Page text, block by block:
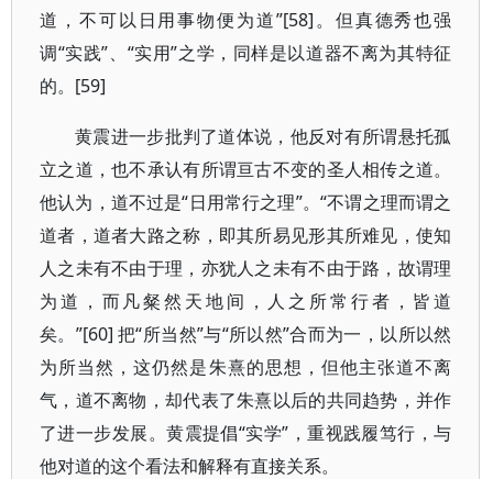
道，不可以日用事物便为道”[58]。但真德秀也强
调“实践”、“实用”之学，同样是以道器不离为其特征
的。[59]
黄震进一步批判了道体说，他反对有所谓悬托孤
立之道，也不承认有所谓亘古不变的圣人相传之道。
他认为，道不过是“日用常行之理”。“不谓之理而谓之
道者，道者大路之称，即其所易见形其所难见，使知
人之未有不由于理，亦犹人之未有不由于路，故谓理
为道，而凡粲然天地间，人之所常行者，皆道
矣。”[60] 把“所当然”与“所以然”合而为一，以所以然
为所当然，这仍然是朱熹的思想，但他主张道不离
气，道不离物，却代表了朱熹以后的共同趋势，并作
了进一步发展。黄震提倡“实学”，重视践履笃行，与
他对道的这个看法和解释有直接关系。